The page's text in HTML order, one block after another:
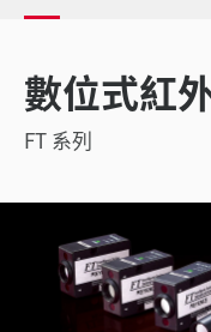
數位式紅
FT 系列